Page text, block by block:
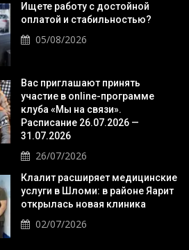
Ищете работу с достойной
оплатой и стабильностью?
05/08/2026
Вас приглашают принять
участие в online-программе
клуба «Мы на связи».
Расписание 26.07.2026 —
31.07.2026
26/07/2026
Клалит расширяет медицинские
услуги в Шломи: в районе Яарит
открылась новая клиника
02/07/2026